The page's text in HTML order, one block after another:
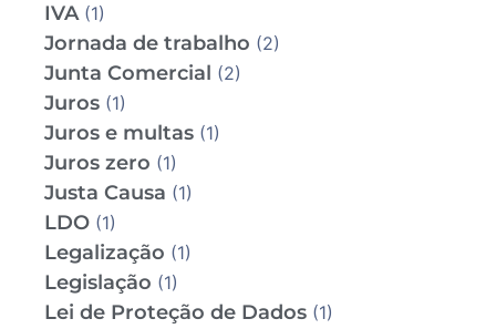
IVA(1)
Jornada de trabalho (2)
Junta Comercial (2)
Juros (1)
Juros e multas (1)
Juros zero (1)
Justa Causa (1)
LDO (1)
Legalização (1)
Legislação (1)
Lei de Proteção de Dados (1)